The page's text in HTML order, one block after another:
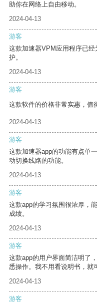
助你在网络上自由移动。
2024-04-13
游客
这款加速器VPM应用程序已
护。
2024-04-13
游客
这款软件的价格非常实惠，值
2024-04-13
游客
这款加速器app的功能有点单
动切换线路的功能。
2024-04-13
游客
这款app的学习氛围很浓厚，
成绩。
2024-04-13
游客
这款app的用户界面简洁明了
悉操作。我不用看说明书，就
2024-04-13
游客